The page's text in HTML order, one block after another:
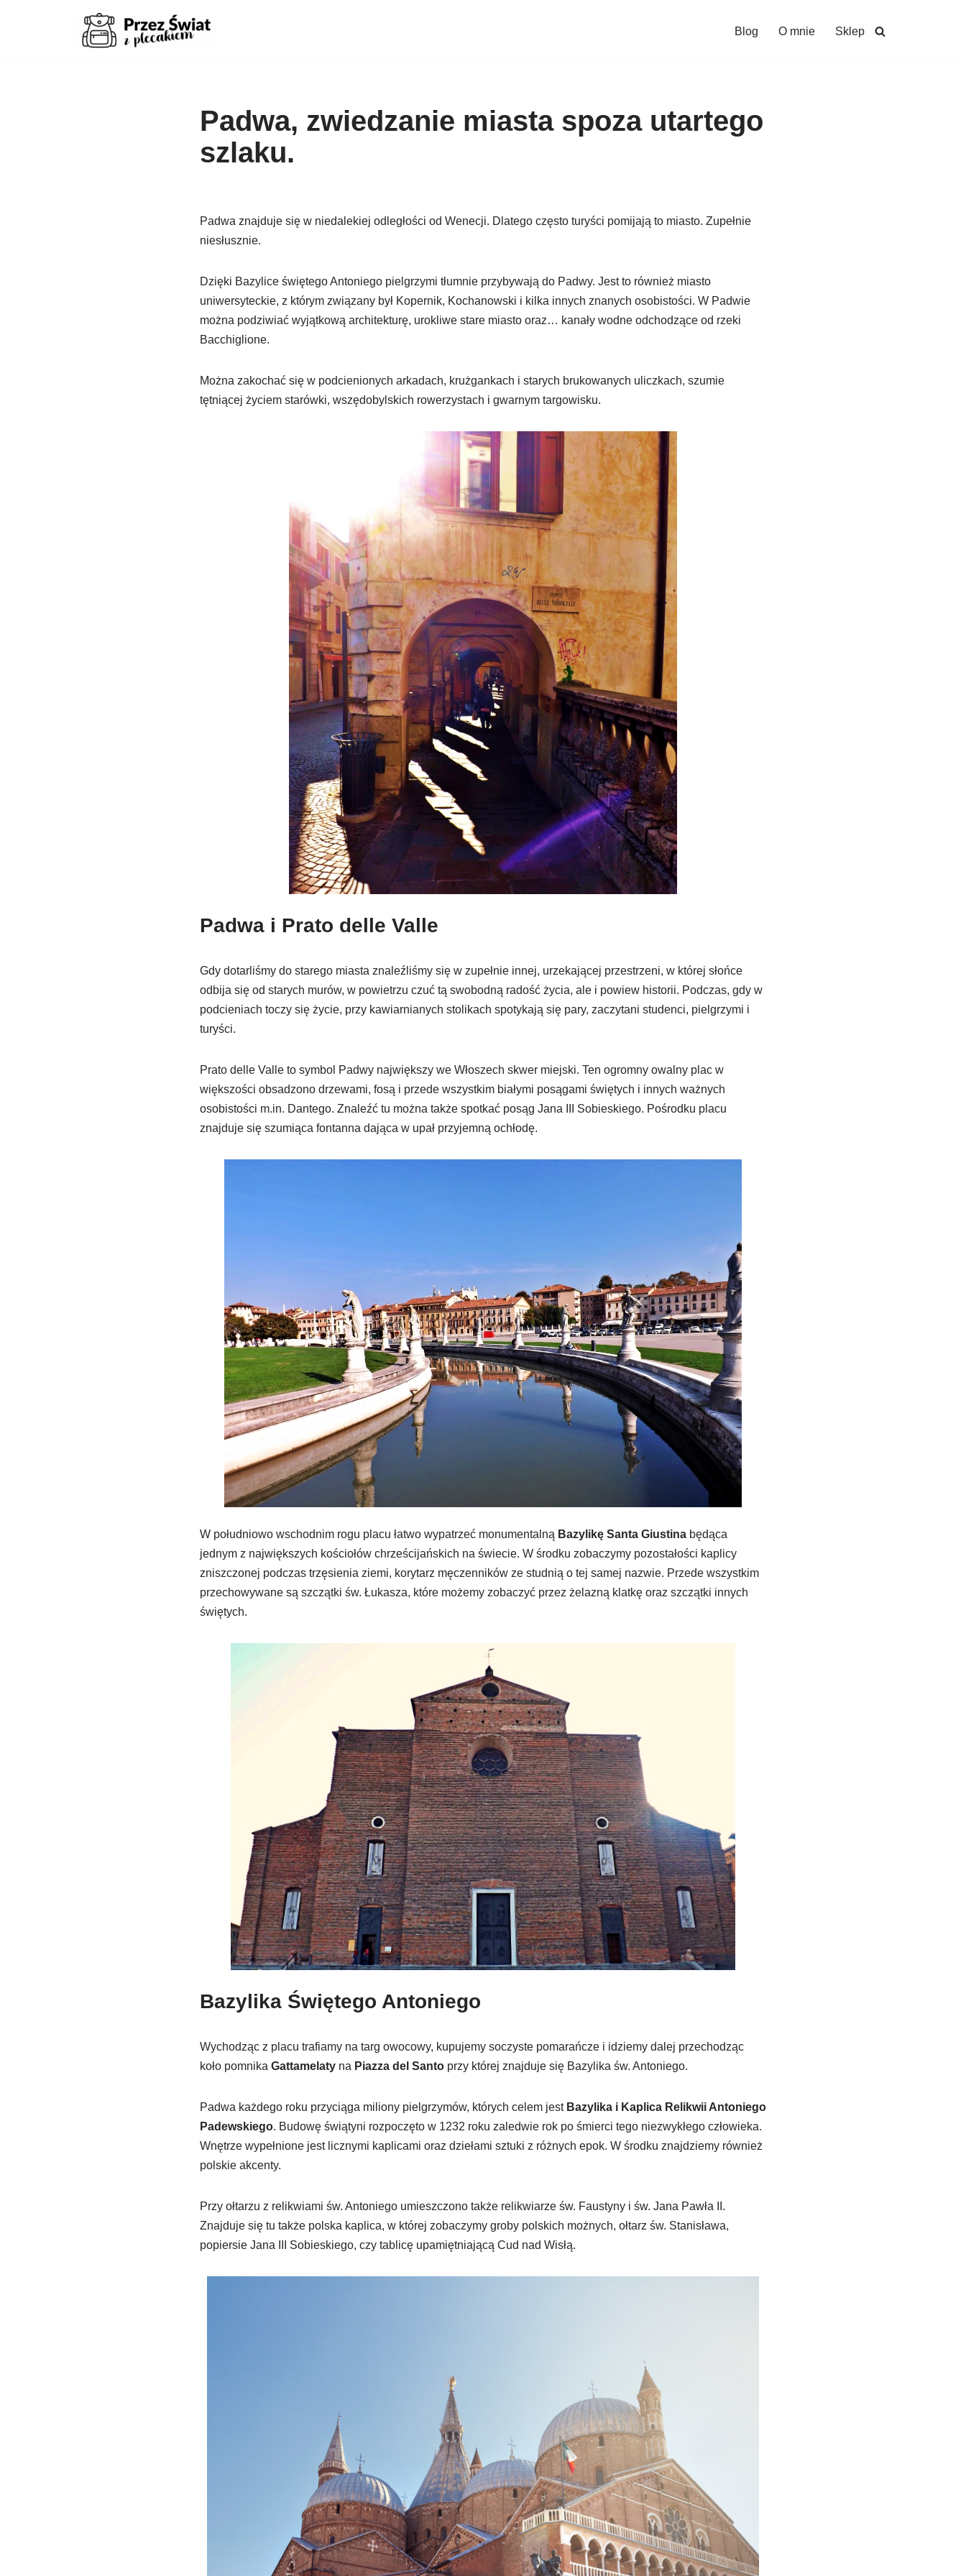
Blog O mnie Sklep
Padwa, zwiedzanie miasta spoza utartego
szlaku.
Padwa znajduje się w niedalekiej odległości od Wenecji. Dlatego często turyści pomijają to miasto. Zupełnie
niesłusznie.
Dzięki Bazylice świętego Antoniego pielgrzymi tłumnie przybywają do Padwy. Jest to również miasto
uniwersyteckie, z którym związany był Kopernik, Kochanowski i kilka innych znanych osobistości. W Padwie
można podziwiać wyjątkową architekturę, urokliwe stare miasto oraz… kanały wodne odchodzące od rzeki
Bacchiglione.
Można zakochać się w podcienionych arkadach, krużgankach i starych brukowanych uliczkach, szumie
tętniącej życiem starówki, wszędobylskich rowerzystach i gwarnym targowisku.
Padwa i Prato delle Valle
Gdy dotarliśmy do starego miasta znaleźliśmy się w zupełnie innej, urzekającej przestrzeni, w której słońce
odbija się od starych murów, w powietrzu czuć tą swobodną radość życia, ale i powiew historii. Podczas, gdy w
podcieniach toczy się życie, przy kawiarnianych stolikach spotykają się pary, zaczytani studenci, pielgrzymi i
turyści.
Prato delle Valle to symbol Padwy największy we Włoszech skwer miejski. Ten ogromny owalny plac w
większości obsadzono drzewami, fosą i przede wszystkim białymi posągami świętych i innych ważnych
osobistości m.in. Dantego. Znaleźć tu można także spotkać posąg Jana III Sobieskiego. Pośrodku placu
znajduje się szumiąca fontanna dająca w upał przyjemną ochłodę.
W południowo wschodnim rogu placu łatwo wypatrzeć monumentalną Bazylikę Santa Giustinabędąca
jednym z największych kościołów chrześcijańskich na świecie. W środku zobaczymy pozostałości kaplicy
zniszczonej podczas trzęsienia ziemi, korytarz męczenników ze studnią o tej samej nazwie. Przede wszystkim
przechowywane są szczątki św. Łukasza, które możemy zobaczyć przez żelazną klatkę oraz szczątki innych
świętych.
Bazylika Świętego Antoniego
Wychodząc z placu trafiamy na targ owocowy, kupujemy soczyste pomarańcze i idziemy dalej przechodząc
koło pomnika Gattamelatyna Piazza del Santoprzy której znajduje się Bazylika św. Antoniego.
Padwa każdego roku przyciąga miliony pielgrzymów, których celem jest Bazylika i Kaplica Relikwii Antoniego
Padewskiego. Budowę świątyni rozpoczęto w 1232 roku zaledwie rok po śmierci tego niezwykłego człowieka.
Wnętrze wypełnione jest licznymi kaplicami oraz dziełami sztuki z różnych epok. W środku znajdziemy również
polskie akcenty.
Przy ołtarzu z relikwiami św. Antoniego umieszczono także relikwiarze św. Faustyny i św. Jana Pawła II.
Znajduje się tu także polska kaplica, w której zobaczymy groby polskich możnych, ołtarz św. Stanisława,
popiersie Jana III Sobieskiego, czy tablicę upamiętniającą Cud nad Wisłą.